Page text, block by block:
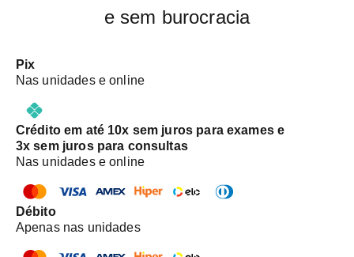
e sem burocracia
Pix
Nas unidades e online
Crédito em até 10x sem juros para exames e
3x sem juros para consultas
Nas unidades e online
Débito
Apenas nas unidades